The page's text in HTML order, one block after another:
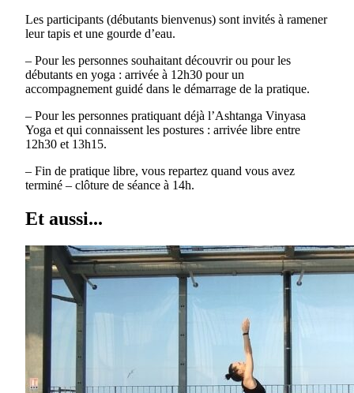
Les participants (débutants bienvenus) sont invités à ramener
leur tapis et une gourde d’eau.
– Pour les personnes souhaitant découvrir ou pour les
débutants en yoga : arrivée à 12h30 pour un
accompagnement guidé dans le démarrage de la pratique.
– Pour les personnes pratiquant déjà l’Ashtanga Vinyasa
Yoga et qui connaissent les postures : arrivée libre entre
12h30 et 13h15.
– Fin de pratique libre, vous repartez quand vous avez
terminé – clôture de séance à 14h.
Et aussi...